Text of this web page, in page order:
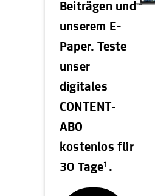
Beiträgen und
unserem E-
Paper. Teste
unser
digitales
CONTENT-
ABO
kostenlos für
30 Tage1 .